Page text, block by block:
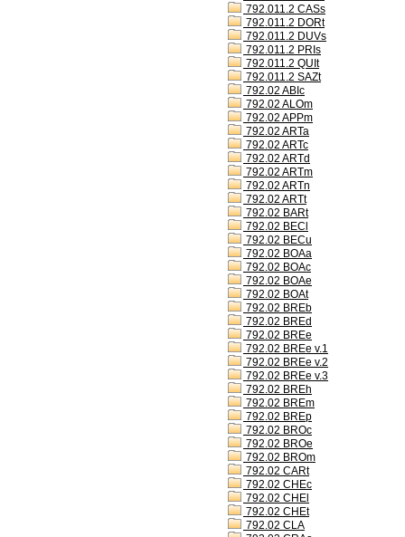
792.011.2 CASs
792.011.2 DORt
792.011.2 DUVs
792.011.2 PRIs
792.011.2 QUIt
792.011.2 SAZt
792.02 ABIc
792.02 ALOm
792.02 APPm
792.02 ARTa
792.02 ARTc
792.02 ARTd
792.02 ARTm
792.02 ARTn
792.02 ARTt
792.02 BARt
792.02 BECl
792.02 BECu
792.02 BOAa
792.02 BOAc
792.02 BOAe
792.02 BOAt
792.02 BREb
792.02 BREd
792.02 BREe
792.02 BREe v.1
792.02 BREe v.2
792.02 BREe v.3
792.02 BREh
792.02 BREm
792.02 BREp
792.02 BROc
792.02 BROe
792.02 BROm
792.02 CARt
792.02 CHEc
792.02 CHEl
792.02 CHEt
792.02 CLA